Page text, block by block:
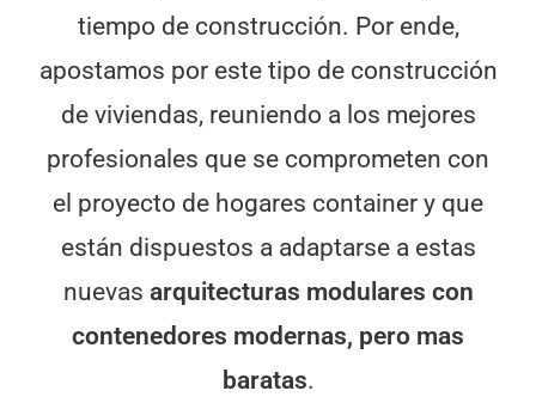
tiempo de construcción. Por ende,
apostamos por este tipo de construcción
de viviendas, reuniendo a los mejores
profesionales que se comprometen con
el proyecto de hogares container y que
están dispuestos a adaptarse a estas
nuevas arquitecturas modulares con
contenedores modernas, pero mas
baratas.